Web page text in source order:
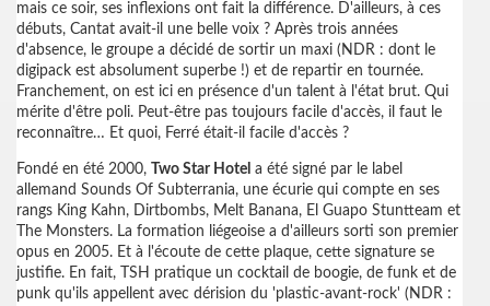
mais ce soir, ses inflexions ont fait la différence. D'ailleurs, à ces
débuts, Cantat avait-il une belle voix ? Après trois années
d'absence, le groupe a décidé de sortir un maxi (NDR : dont le
digipack est absolument superbe !) et de repartir en tournée.
Franchement, on est ici en présence d'un talent à l'état brut. Qui
mérite d'être poli. Peut-être pas toujours facile d'accès, il faut le
reconnaître… Et quoi, Ferré était-il facile d'accès ?
Fondé en été 2000, Two Star Hotel a été signé par le label
allemand Sounds Of Subterrania, une écurie qui compte en ses
rangs King Kahn, Dirtbombs, Melt Banana, El Guapo Stuntteam et
The Monsters. La formation liégeoise a d'ailleurs sorti son premier
opus en 2005. Et à l'écoute de cette plaque, cette signature se
justifie. En fait, TSH pratique un cocktail de boogie, de funk et de
punk qu'ils appellent avec dérision du 'plastic-avant-rock' (NDR :